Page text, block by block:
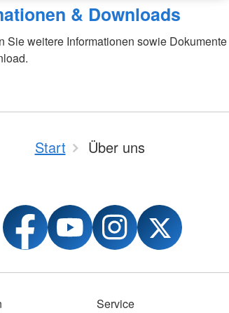
& Downloads
Sie weitere Informationen sowie Dokumente
Start Über uns
Service